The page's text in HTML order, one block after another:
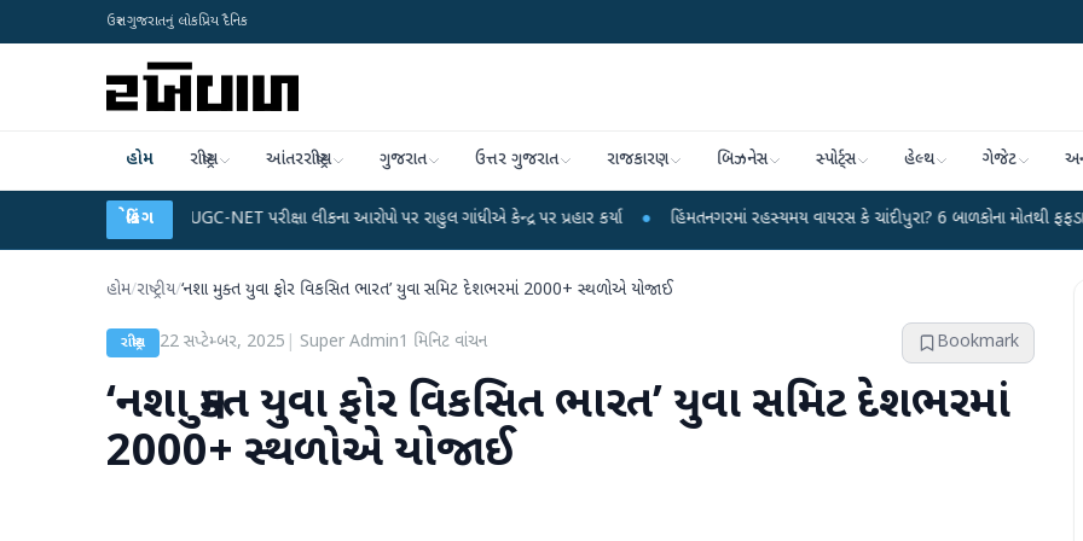
ઉત્તર ગુજરાતનું લોકપ્રિય દૈનિક
હોમ રાષ્ટ્રીય આંતરરાષ્ટ્રીય ગુજરાત ઉત્તર ગુજરાત રાજકારણ બિઝનેસ સ્પોર્ટ્સ હેલ્થ ગેજેટ
બ્રેકિંગ
UGC-NET પરીક્ષા લીકના આરોપો પર રાહુલ ગાંધીએ કેન્દ્ર પર પ્રહાર કર્યા ● હિંમતનગરમાં રહસ્યમય વાયરસ કે ચાંદીપુરા? 6 બાળકોના મોતથી ફફડાટ ● હવામાન વિભાગે 18
હોમ/રાષ્ટ્રીય/‘નશા મુક્ત યુવા ફોર વિકસિત ભારત’ યુવા સમિટ દેશભરમાં 2000+ સ્થળોએ યોજાઈ
રાષ્ટ્રીય 22 સપ્ટેમ્બર, 2025 Super Admin1 મિનિટ વાંચન Bookmark
‘નશા મુક્ત યુવા ફોર વિકસિત ભારત’ યુવા સમિટ દેશભરમાં
2000+ સ્થળોએ યોજાઈ